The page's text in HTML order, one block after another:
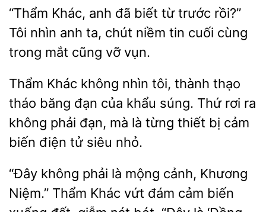
Khác, anh đã biết từ trước rồi?”
Tôi nhìn anh ta, chút
tin cuối cùng
trong mắt
vỡ vụn.
Thẩm Khác không nhìn tôi, thành thạo
tháo băng đạn của
Thứ rơi ra
không phải đạn,
là từng thiết bị cảm
biến điện tử siêu nhỏ.
“Đây không phải là mộng cảnh, Khương
Niệm.” Thẩm Khác vứt đám cảm biến